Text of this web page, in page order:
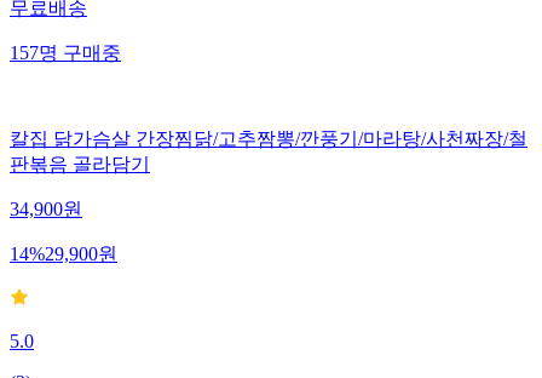
무료배송
157명구매중
칼집 닭가슴살 간장찜닭/고추짬뽕/깐풍기/마라탕/사천짜장/철
판볶음 골라담기
34,900원
14%29,900원
5.0